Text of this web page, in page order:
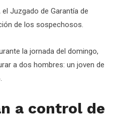
Juzgado de Garantía de
de los sospechosos.
la jornada del domingo,
a dos hombres: un joven de
a control de